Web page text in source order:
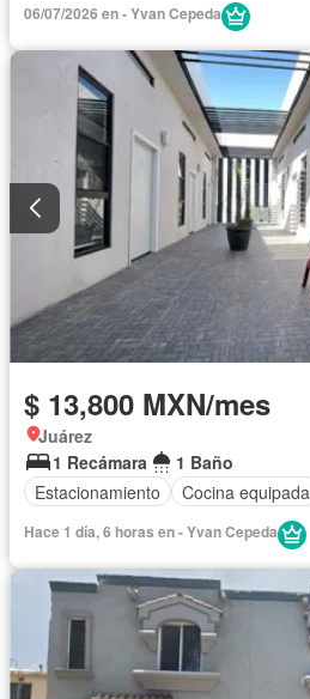
06/07/2026 en - Yvan Cepeda
$ 13,800 MXN/mes
Juárez
1 Recámara
1 Baño
Estacionamiento
Cocina equipada
Hace 1 día, 6 horas en - Yvan Cepeda